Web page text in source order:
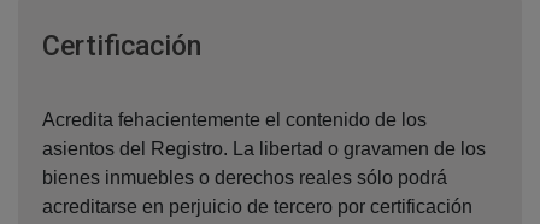
Certificación
Acredita fehacientemente el contenido de los
asientos del Registro. La libertad o gravamen de los
bienes inmuebles o derechos reales sólo podrá
acreditarse en perjuicio de tercero por certificación